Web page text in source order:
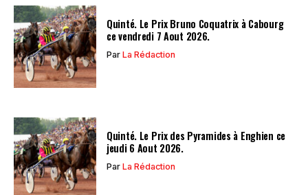
Quinté. Le Prix Bruno Coquatrix à Cabourg
ce vendredi 7 Aout 2026.
Par La Rédaction
Quinté. Le Prix des Pyramides à Enghien ce
jeudi 6 Aout 2026.
Par La Rédaction